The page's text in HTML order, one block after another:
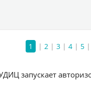
1 | 2 | 3 | 4 | 5 |
запускает